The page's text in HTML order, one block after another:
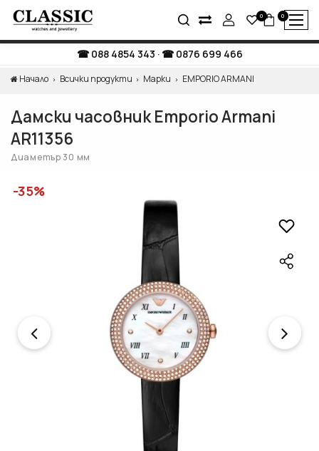
0 0
088 4854 343 · 0876 699 466
Начало Всички продукти Марки EMPORIO ARMANI
Дамски часовник Emporio Armani
AR11356
Диаметър 30 мм
-35%